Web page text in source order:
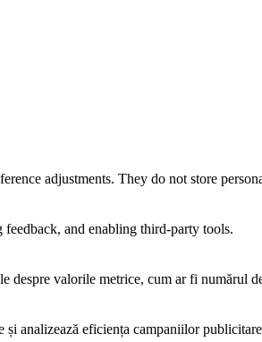
adjustments. They do not store
and enabling third-party tools.
valorile metrice, cum ar fi numărul
analizează eficiența campaniilor